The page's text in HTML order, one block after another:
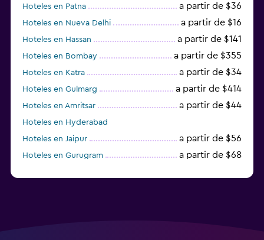
Hoteles en Patna a partir de $36
Hoteles en Nueva Delhi a partir de $16
Hoteles en Hassan a partir de $141
Hoteles en Bombay a partir de $355
Hoteles en Katra a partir de $34
Hoteles en Gulmarg a partir de $414
Hoteles en Amritsar a partir de $44
Hoteles en Hyderabad
Hoteles en Jaipur
a partir de $56
Hoteles en Gurugram a partir de $68